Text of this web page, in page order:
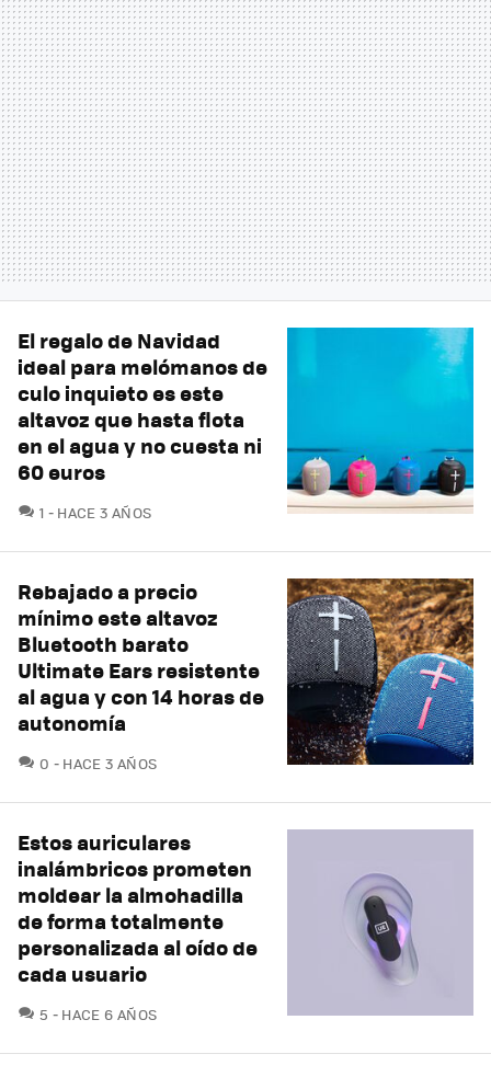
El regalo de Navidad
ideal para melómanos de
culo inquieto es este
altavoz que hasta flota
en el agua y no cuesta ni
60 euros
1 COMENTARIOS
HACE 3 AÑOS
Rebajado a precio
mínimo este altavoz
Bluetooth barato
Ultimate Ears resistente
al agua y con 14 horas de
autonomía
0 COMENTARIOS
HACE 3 AÑOS
Estos auriculares
inalámbricos prometen
moldear la almohadilla
de forma totalmente
personalizada al oído de
cada usuario
5 COMENTARIOS
HACE 6 AÑOS